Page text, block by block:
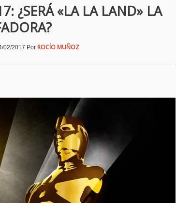
¿SERÁ «LA LA LAND» LA
02/2017 Por ROCÍO MUÑOZ